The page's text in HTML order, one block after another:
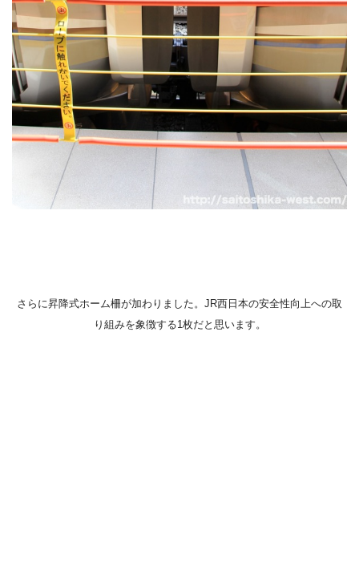
さらに昇降式ホーム柵が加わりました。JR西日本の安全性向上への取
り組みを象徴する1枚だと思います。